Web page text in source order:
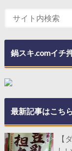
鍋スキ.comイチ
最新記事はこちら
【